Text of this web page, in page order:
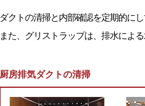
ダクトの清掃と内部確認を定期的に
また、グリストラップは、排水によ
厨房排気ダクトの清掃